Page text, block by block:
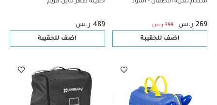
269 ر.س 399 ر.س
اضف للحقيبة
489 ر.س
اضف للحقيبة